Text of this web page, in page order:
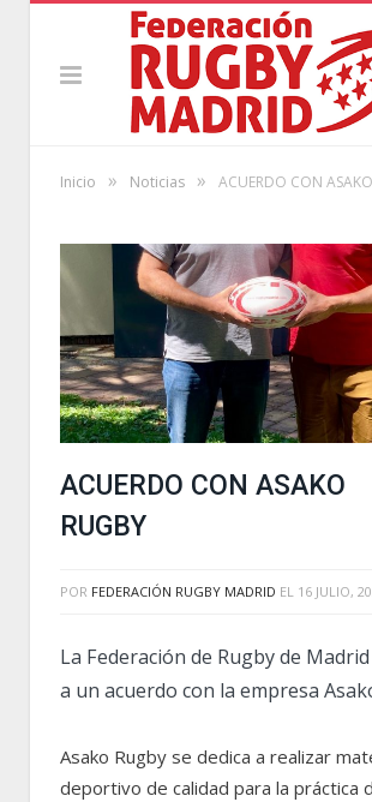
Inicio » Noticias » ACUERDO CON
ACUERDO CON ASAKO
RUGBY
POR FEDERACIÓN RUGBY MADRID EL 16 JULIO,
La Federación de Rugby de
a un acuerdo con la empresa
Asako Rugby se dedica a realizar
deportivo de calidad para la práctica